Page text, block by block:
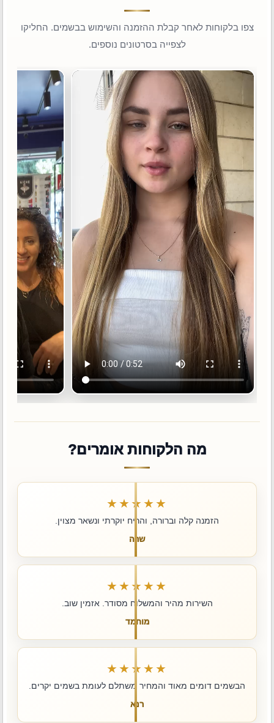
צפו בלקוחות לאחר קבלת ההזמנה והשימוש בבשמים. החליקו
לצפייה בסרטונים נוספים.
מה הלקוחות אומרים?
★★★★★
הזמנה קלה וברורה, והריח יוקרתי ונשאר מצוין.
שרה
★★★★★
השירות מהיר והמשלוח מסודר. אזמין שוב.
מוחמד
★★★★★
הבשמים דומים מאוד והמחיר משתלם לעומת בשמים יקרים.
רנא